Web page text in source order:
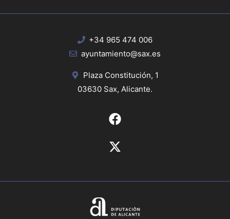
+34 965 474 006
ayuntamiento@sax.es
Plaza Constitución, 1
03630 Sax, Alicante.